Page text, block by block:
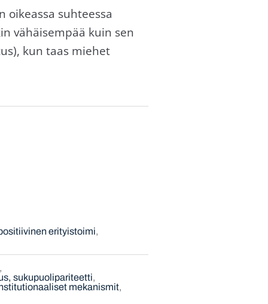
oikeassa suhteessa
vähäisempää kuin sen
kun taas miehet
erityistoimi
sukupuolipariteetti
mekanismit